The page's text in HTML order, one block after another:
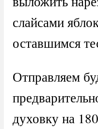
слайсами
оставшимся
Отправляем
духовку на